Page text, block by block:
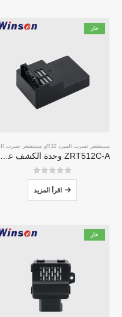
حار
مستشعر تسرب المبرد R32 و مستشعر تسرب المبرد R290
ZRT512C-A وحدة الكشف عن التبريد | مستشعر غاز NDIR لـ R32 ، R454B ، R290 | إمدادات طاقة الجهد العريض
0من 5
اقرأ المزيد
حار